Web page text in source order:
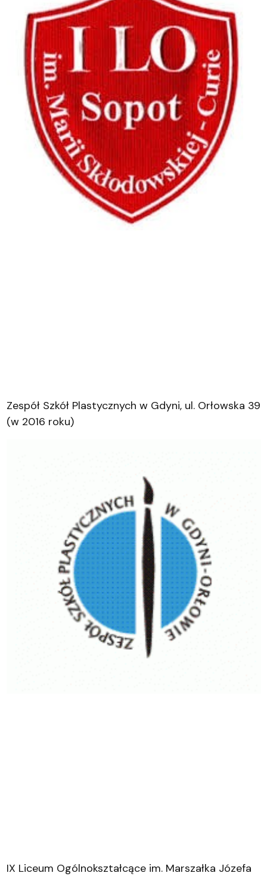
Zespół Szkół Plastycznych w Gdyni, ul. Orłowska 39
(w 2016 roku)
IX Liceum Ogólnokształcące im. Marszałka Józefa